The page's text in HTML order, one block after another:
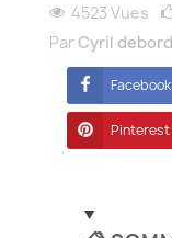
4523 Vues
ParCyril
Facebook
Pinterest